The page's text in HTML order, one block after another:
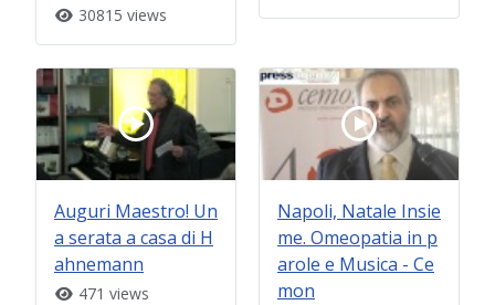
30815 views
Auguri Maestro! Un
a serata a casa di H
ahnemann
471 views
Napoli, Natale Insie
me. Omeopatia in p
arole e Musica - Ce
mon